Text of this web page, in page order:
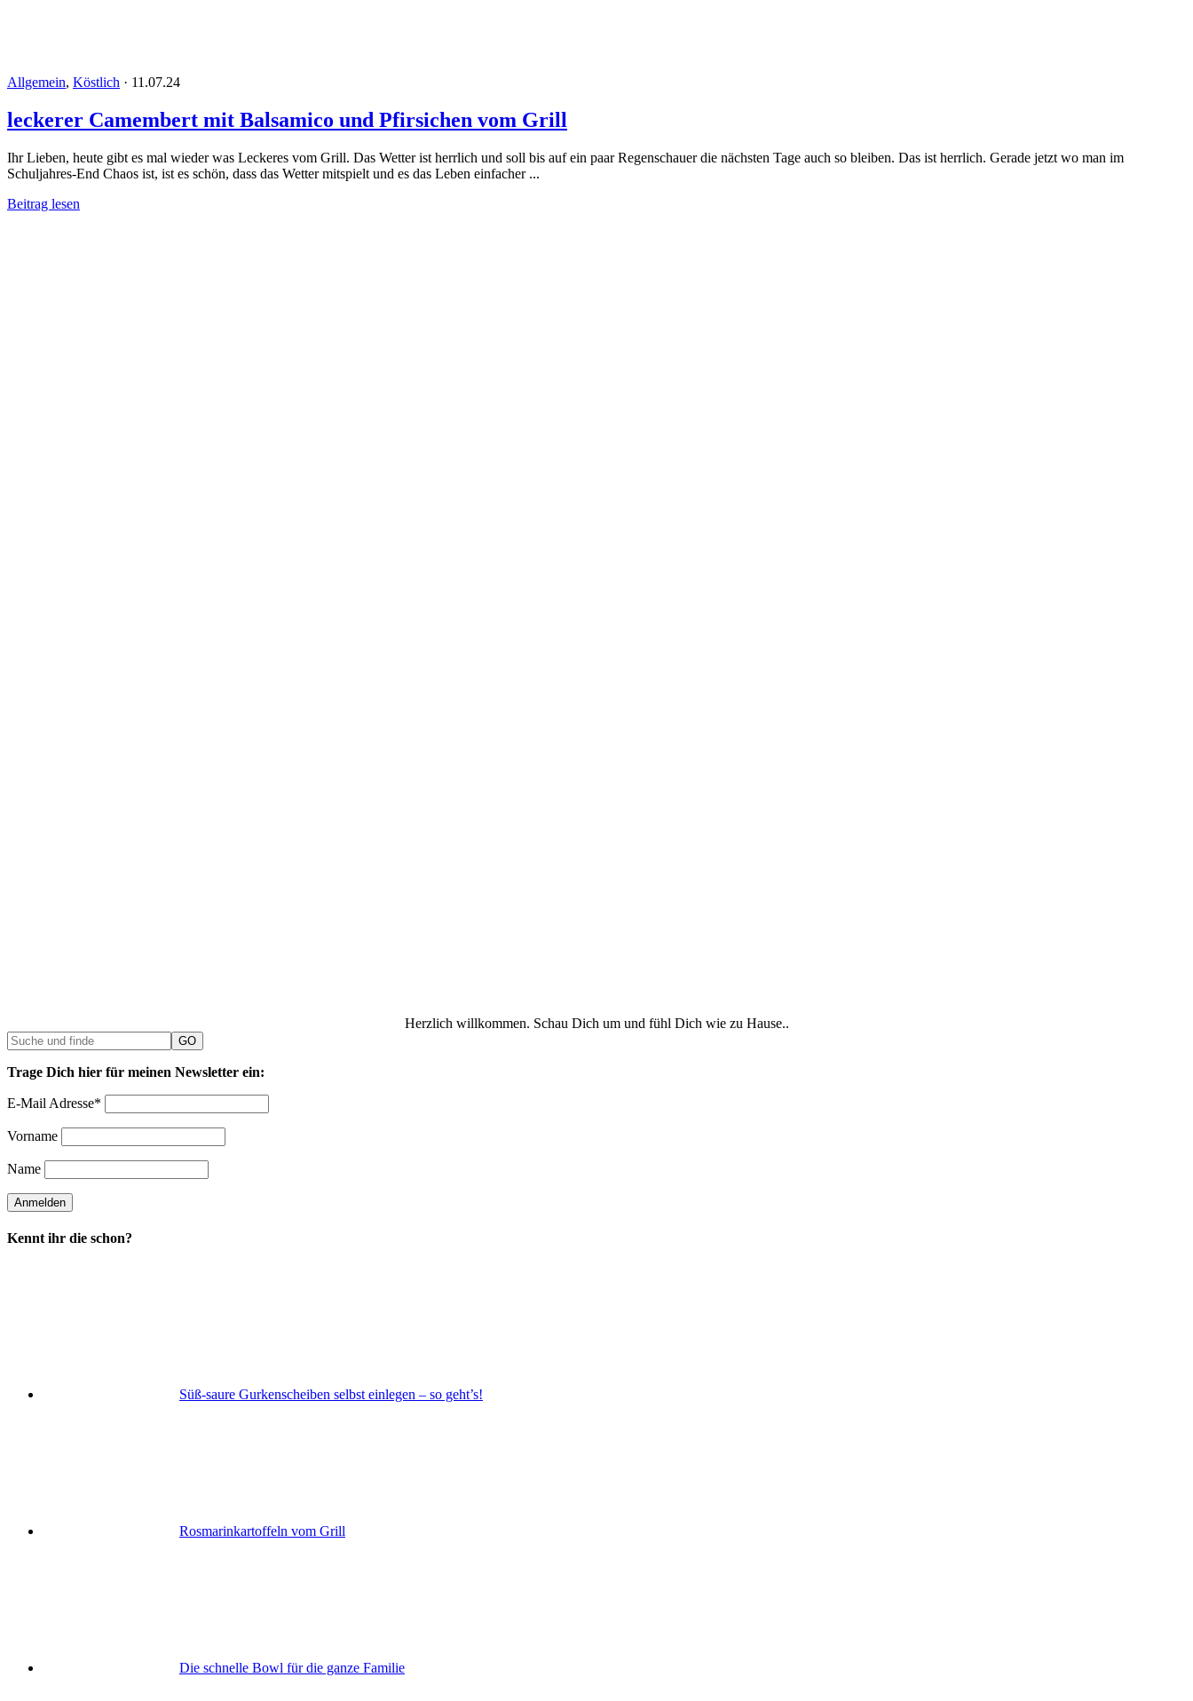
Allgemein, Köstlich · 11.07.24
leckerer Camembert mit Balsamico und Pfirsichen vom Grill
Ihr Lieben, heute gibt es mal wieder was Leckeres vom Grill. Das Wetter ist herrlich und soll bis auf ein paar Regenschauer die nächsten Tage auch so bleiben. Das ist herrlich. Gerade jetzt wo man im
Schuljahres-End Chaos ist, ist es schön, dass das Wetter mitspielt und es das Leben einfacher ...
Beitrag lesen
Herzlich willkommen. Schau Dich um und fühl Dich wie zu Hause..
Trage Dich hier für meinen Newsletter ein:
E-Mail Adresse*
Vorname
Name
Kennt ihr die schon?
Süß-saure Gurkenscheiben selbst einlegen – so geht’s!
Rosmarinkartoffeln vom Grill
Die schnelle Bowl für die ganze Familie